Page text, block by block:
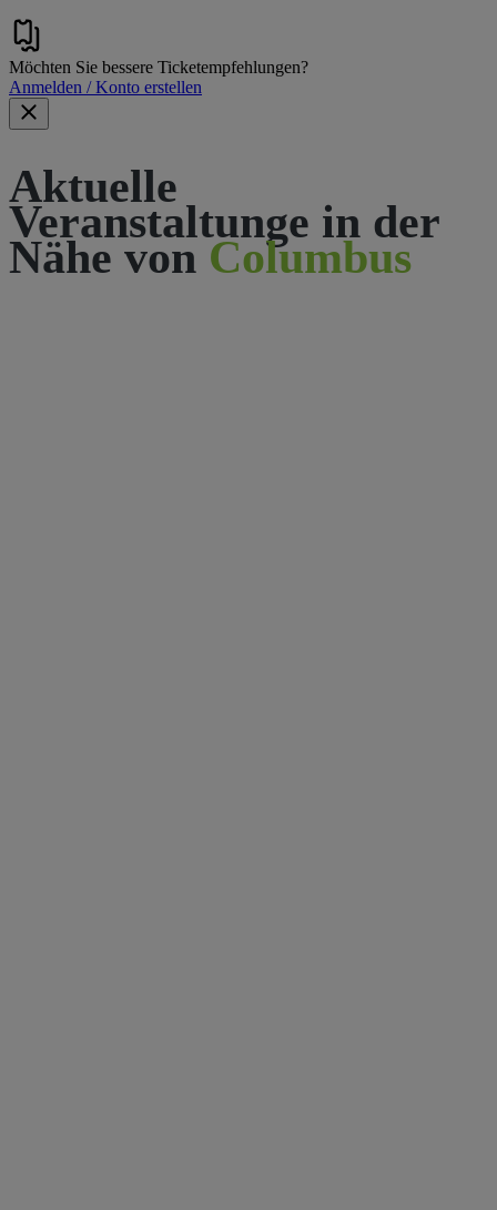
Möchten Sie bessere Ticketempfehlungen?
Anmelden / Konto erstellen
Aktuelle
Veranstaltunge in der
Nähe von Columbus